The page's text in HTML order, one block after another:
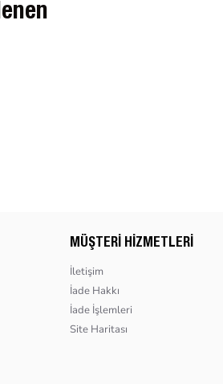
MÜŞTERI HIZMETLERI
İletişim
İade Hakkı
İade İşlemleri
Site Haritası